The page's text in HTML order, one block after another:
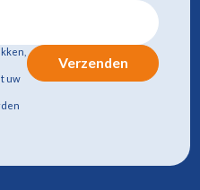
uw
Verzenden